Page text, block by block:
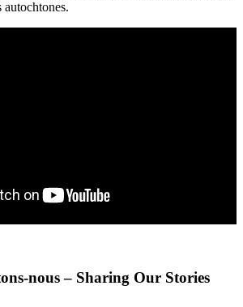
autochtones.
nous – Sharing Our Stories